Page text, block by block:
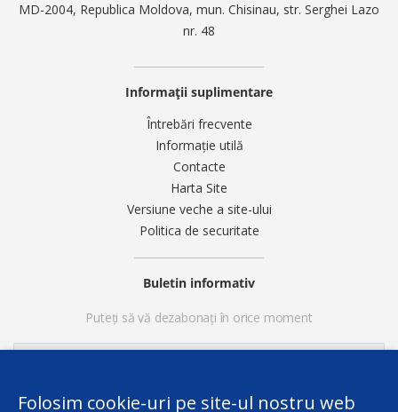
MD-2004, Republica Moldova, mun. Chisinau, str. Serghei Lazo
nr. 48
Informații suplimentare
Întrebări frecvente
Informație utilă
Contacte
Harta Site
Versiune veche a site-ului
Politica de securitate
Buletin informativ
Puteți să vă dezabonați în orice moment
Folosim cookie-uri pe site-ul nostru web